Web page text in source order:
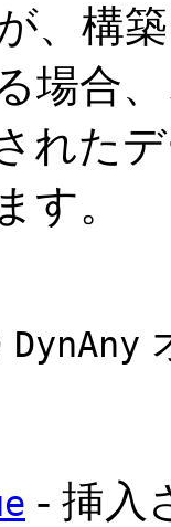
、構
場合
れた
す。
DynAny
- 挿入